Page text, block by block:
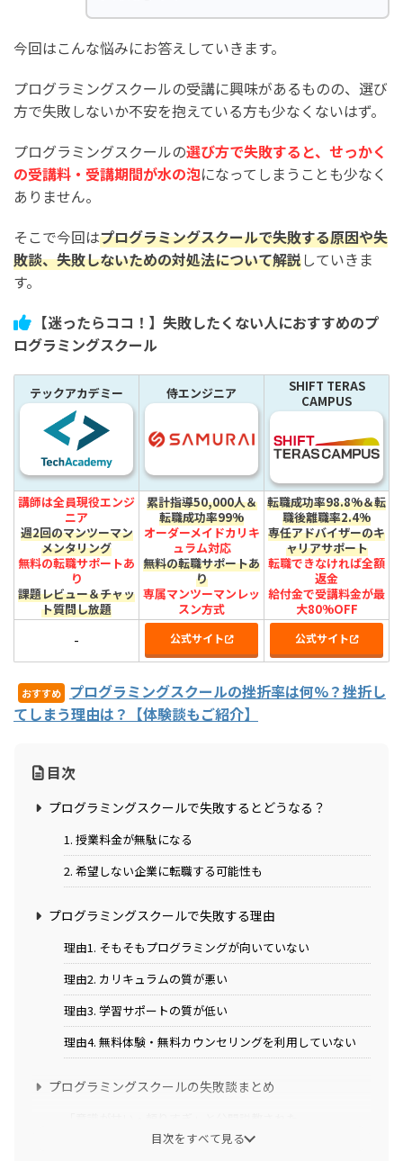
今回はこんな悩みにお答えしていきます。
プログラミングスクールの受講に興味があるものの、選び
方で失敗しないか不安を抱えている方も少なくないはず。
プログラミングスクールの選び方で失敗すると、せっかく
の受講料・受講期間が水の泡になってしまうことも少なく
ありません。
そこで今回はプログラミングスクールで失敗する原因や失
敗談、失敗しないための対処法について解説していきま
す。
【迷ったらココ！】失敗したくない人におすすめのプ
ログラミングスクール
テックアカデミー 侍エンジニア
SHIFT TERAS
CAMPUS
講師は全員現役エンジ
ニア
週2回のマンツーマン
メンタリング
無料の転職サポートあ
り
課題レビュー＆チャッ
ト質問し放題
累計指導50,000人＆
転職成功率99%
オーダーメイドカリキ
ュラム対応
無料の転職サポートあ
り
専属マンツーマンレッ
スン方式
転職成功率98.8%＆転
職後離職率2.4%
専任アドバイザーのキ
ャリアサポート
転職できなければ全額
返金
給付金で受講料金が最
大80%OFF
- 公式サイト 公式サイト
おすすめ
プログラミングスクールの挫折率は何%？挫折し
てしまう理由は？【体験談もご紹介】
目次
プログラミングスクールで失敗するとどうなる？
1. 授業料金が無駄になる
2. 希望しない企業に転職する可能性も
プログラミングスクールで失敗する理由
理由1. そもそもプログラミングが向いていない
理由2. カリキュラムの質が悪い
理由3. 学習サポートの質が低い
理由4. 無料体験・無料カウンセリングを利用していない
プログラミングスクールの失敗談まとめ
講師もキャリアアドバイザーもマナーが悪い
目次をすべて見る